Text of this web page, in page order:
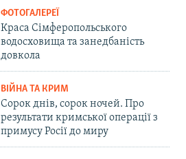
ФОТОГАЛЕРЕЇ
Краса Сімферопольського
водосховища та занедбаність
довкола
ВІЙНА ТА КРИМ
Сорок днів, сорок ночей. Про
результати кримської операції з
примусу Росії до миру